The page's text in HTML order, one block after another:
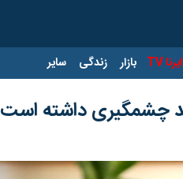
ایرنا TV بازار زندگی سایر
چشمگیری داشته است